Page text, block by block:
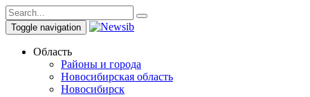
Toggle navigation
Область
Районы и города
Новосибирская область
Новосибирск